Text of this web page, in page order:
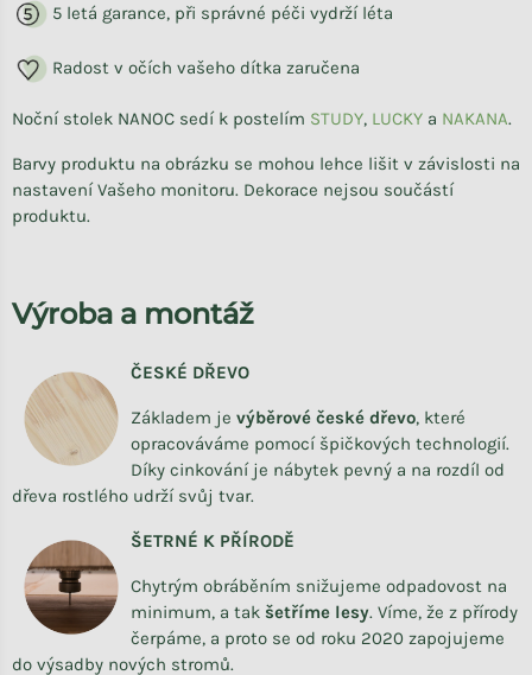
5 letá garance, při správné péči vydrží léta
Radost v očích vašeho dítka zaručena
Noční stolek NANOC sedí k postelím STUDY, LUCKY a NAKANA.
Barvy produktu na obrázku se mohou lehce lišit v závislosti na
nastavení Vašeho monitoru. Dekorace nejsou součástí
produktu.
Výroba a montáž
ČESKÉ DŘEVO
Základem je výběrové české dřevo, které
opracováváme pomocí špičkových technologií.
Díky cinkování je nábytek pevný a na rozdíl od
dřeva rostlého udrží svůj tvar.
ŠETRNÉ K PŘÍRODĚ
Chytrým obráběním snižujeme odpadovost na
minimum, a tak šetříme lesy. Víme, že z přírody
čerpáme, a proto se od roku 2020 zapojujeme
do výsadby nových stromů.